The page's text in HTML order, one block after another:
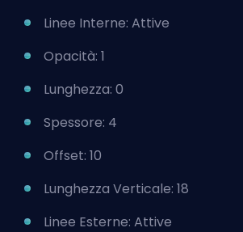
Linee Interne: Attive
Opacità: 1
Lunghezza: 0
Spessore: 4
Offset: 10
Lunghezza Verticale: 18
Linee Esterne: Attive